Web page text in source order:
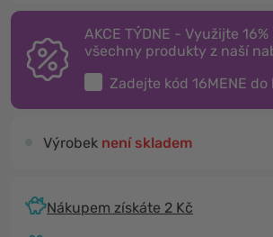
AKCE TÝDNE - Využijte
všechny produkty z naší
Zadejte kód 16MENE do
Výrobek není skladem
Nákupem získáte 2 Kč